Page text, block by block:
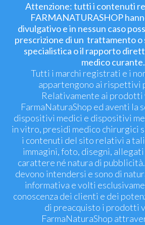
Attenzione: tutti i contenuti
FARMANATURASHOP
divulgativo e in nessun caso
prescrizione di un trattamento o
specialistica o il rapporto
medico curante.
Tutti i marchi registrati e i
appartengono ai rispettivi
Relativamente ai prodotti
FarmaNaturaShop ed aventi la
dispositivi medici e dispositivi
in vitro, presidi medico chirurgici
i contenuti del sito relativi a
immagini, foto, disegni, allegati
carattere né natura di
devono intendersi e sono di
informativa e volti
conoscenza dei clienti e dei
di preacquisto i prodotti
FarmaNaturaShop